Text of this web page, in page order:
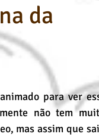
Pintura a Óleo
da
para ver
não tem
mas assim que